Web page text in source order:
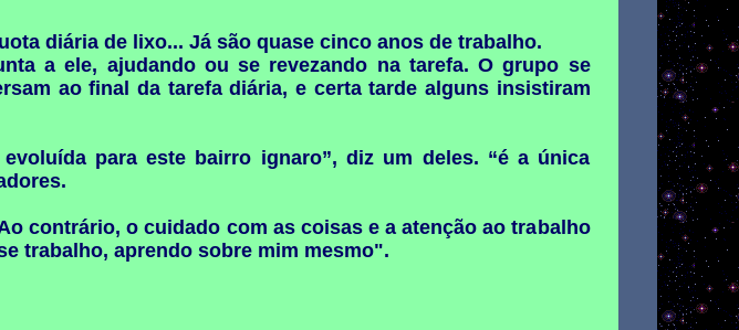
diária de lixo... Já são quase cinco anos de trabalho.
a ele, ajudando ou se revezando na tarefa. O grupo se
ao final da tarefa diária, e certa tarde alguns insistiram
para este bairro ignaro”, diz um deles. “é a única
contrário, o cuidado com as coisas e a atenção ao trabalho
trabalho, aprendo sobre mim mesmo".